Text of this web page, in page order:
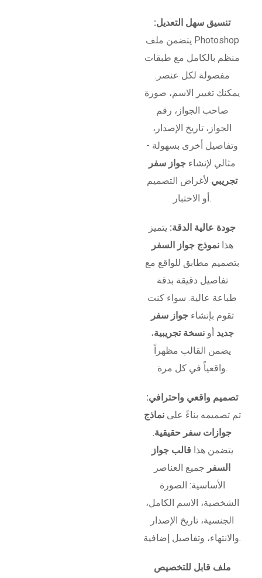
تنسيق سهل التعديل:
يتضمن ملف Photoshop
منظم بالكامل مع طبقات
مفصولة لكل عنصر.
يمكنك تغيير الاسم، صورة
صاحب الجواز، رقم
الجواز، تاريخ الإصدار،
وتفاصيل أخرى بسهولة -
مثالي لإنشاء جواز سفر
تجريبي لأغراض التصميم
أو الاختبار.
جودة عالية الدقة: يتميز
هذانموذج جواز السفر
بتصميم مطابق للواقع مع
تفاصيل دقيقة بدقة
طباعة عالية. سواء كنت
تقوم بإنشاءجواز سفر
جديد أونسخة تجريبية،
يضمن القالب مظهراً
واقعياً في كل مرة.
تصميم واقعي واحترافي:
تم تصميمه بناءً علىنماذج
جوازات سفر حقيقية.
يتضمن هذا قالب جواز
السفر جميع العناصر
الأساسية: الصورة
الشخصية، الاسم الكامل،
الجنسية، تاريخ الإصدار
والانتهاء، وتفاصيل إضافية.
ملف قابل للتخصيص